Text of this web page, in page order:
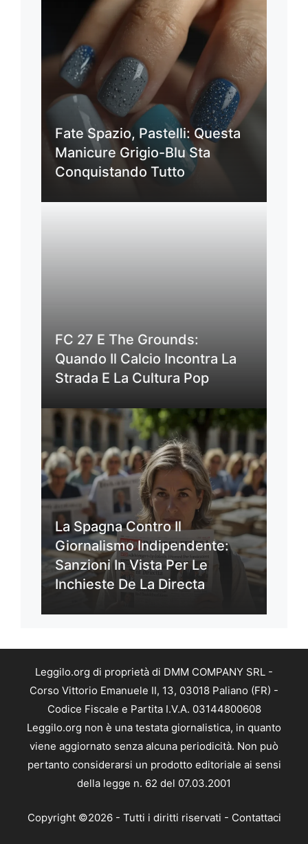
Fate Spazio, Pastelli: Questa
Manicure Grigio-Blu Sta
Conquistando Tutto
FC 27 E The Grounds:
Quando Il Calcio Incontra La
Strada E La Cultura Pop
La Spagna Contro Il
Giornalismo Indipendente:
Sanzioni In Vista Per Le
Inchieste De La Directa
Leggilo.org di proprietà di DMM COMPANY SRL -
Corso Vittorio Emanuele II, 13, 03018 Paliano (FR) -
Codice Fiscale e Partita I.V.A. 03144800608
Leggilo.org non è una testata giornalistica, in quanto
viene aggiornato senza alcuna periodicità. Non può
pertanto considerarsi un prodotto editoriale ai sensi
della legge n. 62 del 07.03.2001
Copyright ©2026 - Tutti i diritti riservati - Contattaci